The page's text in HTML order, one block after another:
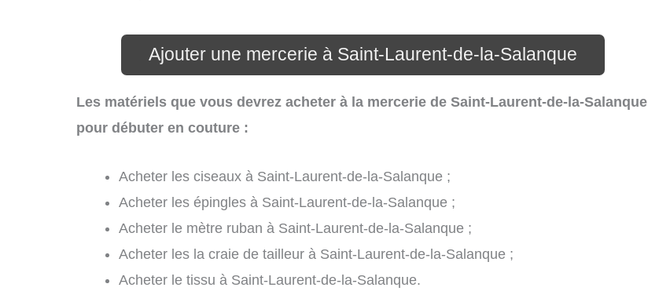
Ajouter une mercerie à Saint-Laurent-de-la-Salanque
Les matériels que vous devrez acheter à la mercerie de Saint-Laurent-de-la-Salanque
pour débuter en couture :
Acheter les ciseaux à Saint-Laurent-de-la-Salanque ;
Acheter les épingles à Saint-Laurent-de-la-Salanque ;
Acheter le mètre ruban à Saint-Laurent-de-la-Salanque ;
Acheter les la craie de tailleur à Saint-Laurent-de-la-Salanque ;
Acheter le tissu à Saint-Laurent-de-la-Salanque.